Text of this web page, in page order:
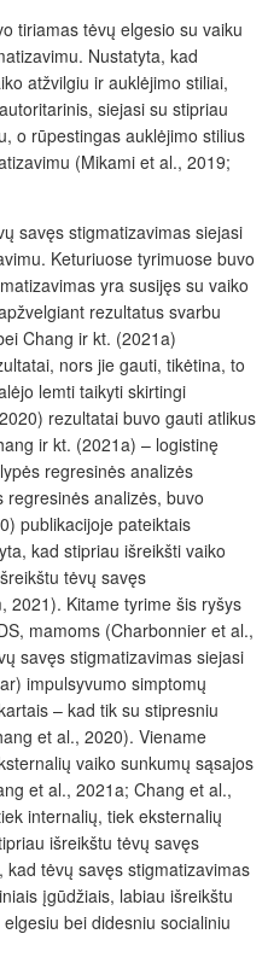
tiriamas tėvų elgesio su vaiku
Nustatyta, kad
atžvilgiu ir auklėjimo stiliai,
siejasi su stipriau
o rūpestingas auklėjimo stilius
(Mikami et al., 2019;
savęs stigmatizavimas siejasi
Keturiuose tyrimuose buvo
yra susijęs su vaiko
rezultatus svarbu
Chang ir kt. (2021a)
nors jie gauti, tikėtina, to
lemti taikyti skirtingi
rezultatai buvo gauti atlikus
ir kt. (2021a) – logistinę
regresinės analizės
regresinės analizės, buvo
publikacijoje pateiktais
kad stipriau išreikšti vaiko
tėvų savęs
, 2021). Kitame tyrime šis ryšys
mamoms (Charbonnier et al.,
savęs stigmatizavimas siejasi
impulsyvumo simptomų
– kad tik su stipresniu
et al., 2020). Viename
vaiko sunkumų sąsajos
et al., 2021a; Chang et al.,
internalių, tiek eksternalių
išreikštu tėvų savęs
kad tėvų savęs stigmatizavimas
įgūdžiais, labiau išreikštu
bei didesniu socialiniu